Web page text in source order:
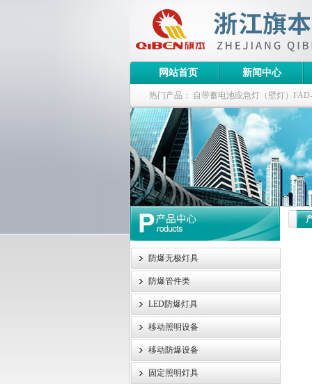
浙江旗本电气有限公司
网站首页 新闻中心
热门产品： 自带蓄电池应急灯（壁灯）
栏式无极灯 G9960-W120W长寿无极工厂
防爆泛光灯
防爆无极灯具
防爆管件类
LED防爆灯具
移动照明设备
移动防爆设备
固定照明灯具